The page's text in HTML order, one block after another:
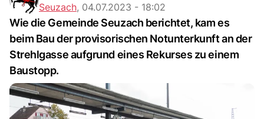
Seuzach, 04.07.2023 - 18:02
Wie die Gemeinde Seuzach berichtet, kam es
beim Bau der provisorischen Notunterkunft an der
Strehlgasse aufgrund eines Rekurses zu einem
Baustopp.